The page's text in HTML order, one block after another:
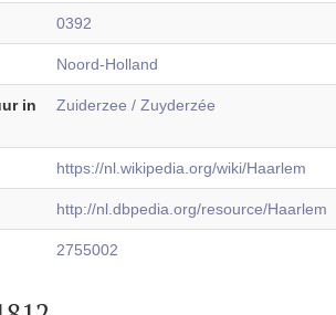
0392
Noord-Holland
in
Zuiderzee / Zuyderzée
https://nl.wikipedia.org/wiki/Haarlem
http://nl.dbpedia.org/resource/Haarlem
2755002